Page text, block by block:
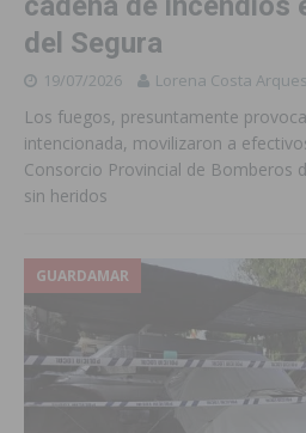
del Segura
19/07/2026 Lorena Costa Arques
Los fuegos, presuntamente
intencionada, movilizaron a
Consorcio Provincial de Bomberos
sin heridos
GUARDAMAR